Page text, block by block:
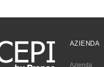
AZIENDA
Azienda